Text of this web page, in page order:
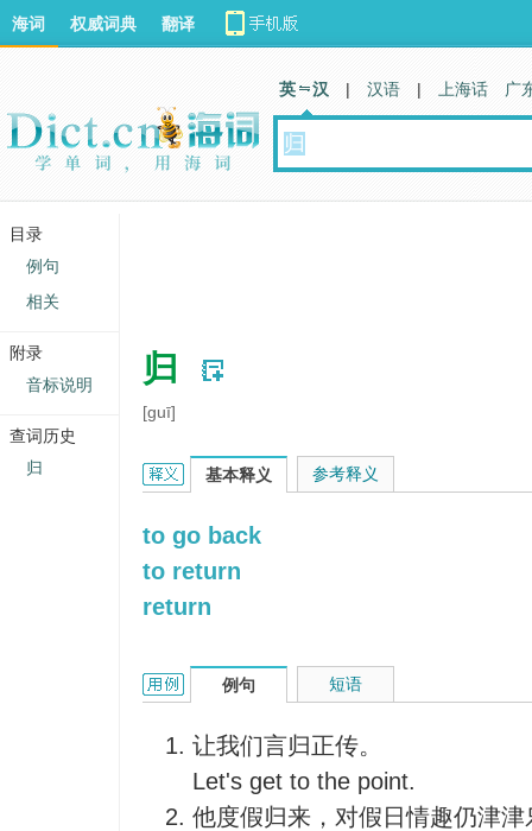
归
[guī]
归的英文翻译
基本释义
to go back
to return
return
参考释义
归的用法和样例：
例句
让我们言归正传。
Let's get to the point.
他度假归来，对假日情趣仍津津
短语
海词 权威词典 翻译
英 汉 | 汉语 | 上海话 广
目录
例句
相关
附录
音标说明
查词历史
归